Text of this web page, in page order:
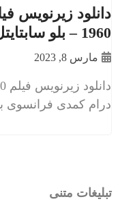
1960 – بلو سابتايتل
مارس 8, 2023
درام کمدی فرانسوی
تبلیغات متنی